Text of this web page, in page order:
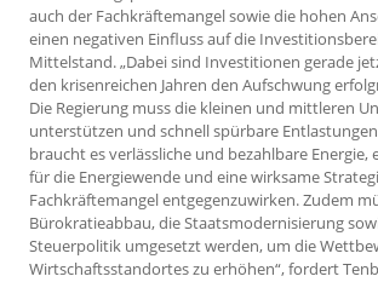
auch der Fachkräftemangel sowie die hohen
einen negativen Einfluss auf die
Mittelstand. „Dabei sind Investitionen gerade
den krisenreichen Jahren den Aufschwung
Die Regierung muss die kleinen und mittleren
unterstützen und schnell spürbare
braucht es verlässliche und bezahlbare Energie,
für die Energiewende und eine wirksame
Fachkräftemangel entgegenzuwirken. Zudem
Bürokratieabbau, die Staatsmodernisierung
Steuerpolitik umgesetzt werden, um die
Wirtschaftsstandortes zu erhöhen“, fordert